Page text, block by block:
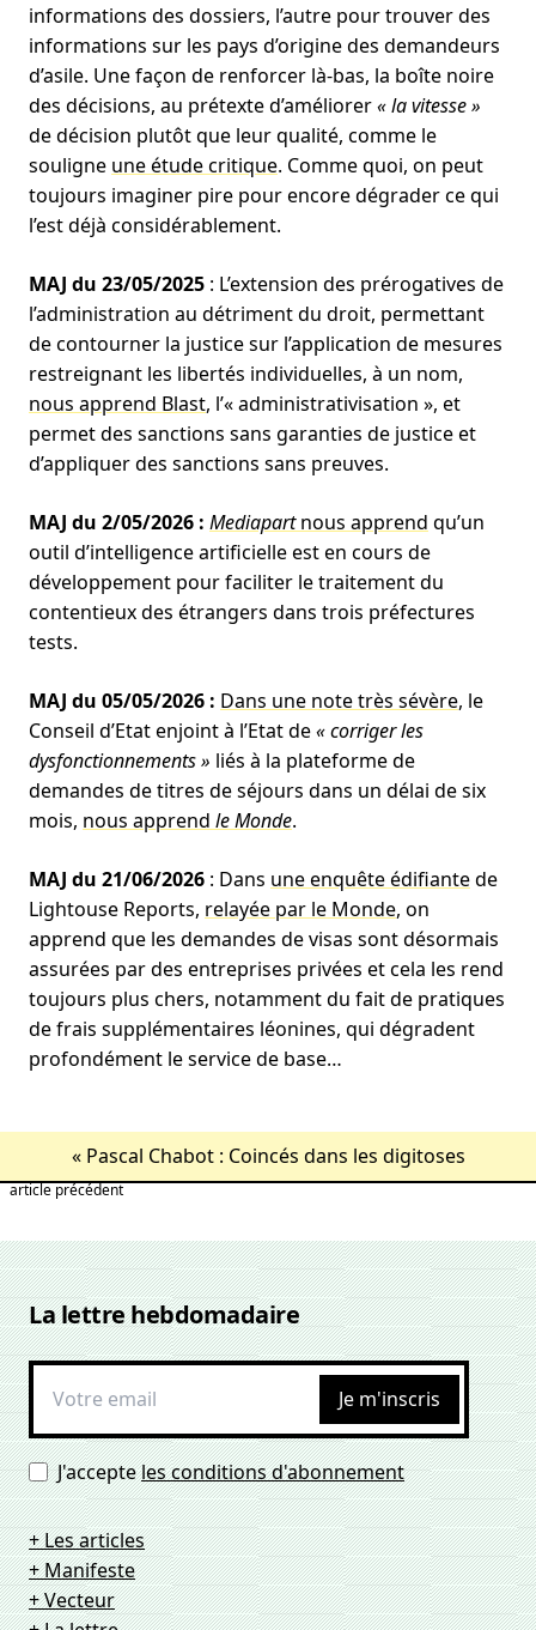
informations des dossiers, l’autre pour trouver des
informations sur les pays d’origine des demandeurs
d’asile. Une façon de renforcer là-bas, la boîte noire
des décisions, au prétexte d’améliorer« la vitesse »
de décision plutôt que leur qualité, comme le
souligne une étude critique. Comme quoi, on peut
toujours imaginer pire pour encore dégrader ce qui
l’est déjà considérablement.
MAJ du 23/05/2025 : L’extension des prérogatives de
l’administration au détriment du droit, permettant
de contourner la justice sur l’application de mesures
restreignant les libertés individuelles, à un nom,
nous apprend Blast, l’« administrativisation », et
permet des sanctions sans garanties de justice et
d’appliquer des sanctions sans preuves.
MAJ du 2/05/2026 : Mediapartnous apprend qu’un
outil d’intelligence artificielle est en cours de
développement pour faciliter le traitement du
contentieux des étrangers dans trois préfectures
tests.
MAJ du 05/05/2026 : Dans une note très sévère, le
Conseil d’Etat enjoint à l’Etat de« corriger les
dysfonctionnements » liés à la plateforme de
demandes de titres de séjours dans un délai de six
mois, nous apprend le Monde.
MAJ du 21/06/2026 : Dans une enquête édifiantede
Lightouse Reports, relayée par le Monde, on
apprend que les demandes de visas sont désormais
assurées par des entreprises privées et cela les rend
toujours plus chers, notamment du fait de pratiques
de frais supplémentaires léonines, qui dégradent
profondément le service de base…
article précédent
« Pascal Chabot : Coincés dans les digitoses
La lettre hebdomadaire
Je m'inscris
J'accepteles conditions d'abonnement
+ Les articles
+ Manifeste
+ Vecteur